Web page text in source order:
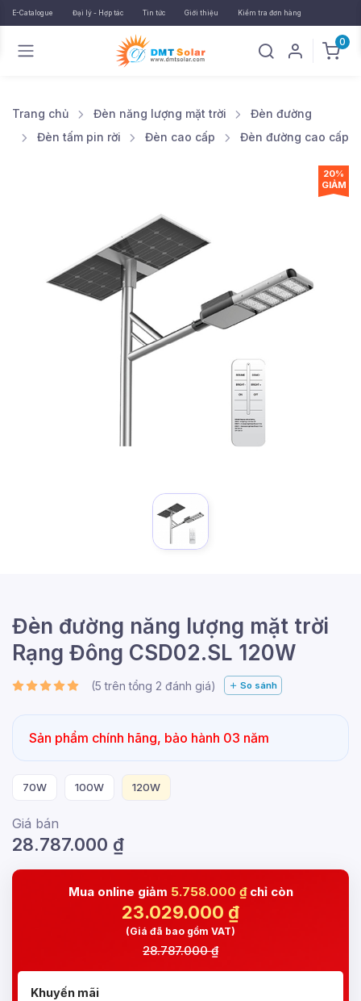
E-Catalogue Đại lý - Hợp tác Tin tức Giới thiệu Kiểm tra đơn hàng
0
Trang chủ Đèn năng lượng mặt trời
Đèn đường
Đèn tấm pin rời
Đèn cao cấp Đèn đường cao cấp
20%
GIẢM
Đèn đường năng lượng mặt trời
Rạng Đông CSD02.SL 120W
(5 trên tổng 2 đánh giá) So sánh
Sản phẩm chính hãng, bảo hành 03 năm
70W 100W 120W
Giá bán
28.787.000 ₫
Mua online giảm 5.758.000 ₫chỉ còn
23.029.000 ₫
(Giá đã bao gồm VAT)
28.787.000 ₫
Khuyến mãi